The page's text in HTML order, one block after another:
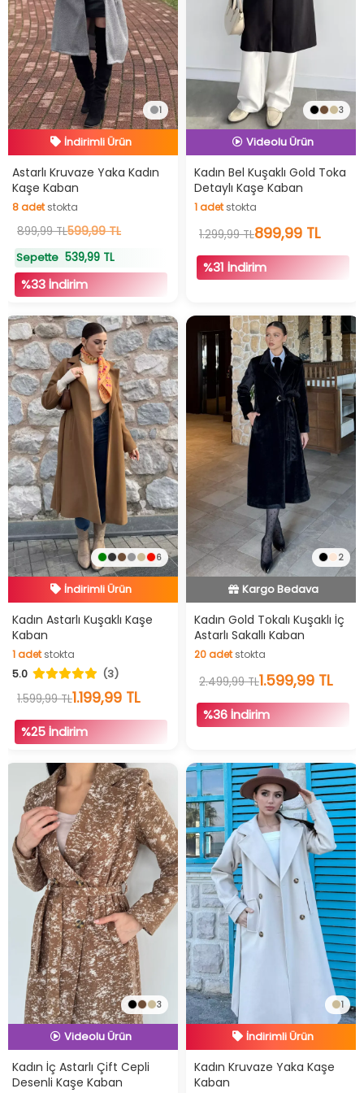
1
İndirimli Ürün
Hızlı Teslimat
İndirimli Ürün
Astarlı Kruvaze Yaka Kadın
Kaşe Kaban
8adetstokta
8adetstokta
899,99 TL599,99 TL
Sepette 539,99 TL
%33 İndirim
3
İndirimli Ürün
Hızlı Teslimat
Videolu Ürün
Kadın Bel Kuşaklı Gold Toka
Detaylı Kaşe Kaban
1adetstokta
adet stokta
1.299,99 TL899,99 TL
%31 İndirim
6
İndirimli Ürün
Hızlı Teslimat
İndirimli Ürün
Kadın Astarlı Kuşaklı Kaşe
Kaban
1adetstokta
1adetstokta
5.0
(3)
1.599,99 TL1.199,99 TL
%25 İndirim
2
İndirimli Ürün
Hızlı Teslimat
Kargo Bedava
Kadın Gold Tokalı Kuşaklı İç
Astarlı Sakallı Kaban
20adetstokta
20 adet stokta
2.499,99 TL1.599,99 TL
%36 İndirim
3
İndirimli Ürün
Hızlı Teslimat
Videolu Ürün
Kadın İç Astarlı Çift Cepli
Desenli Kaşe Kaban
1
Hızlı Teslimat
İndirimli Ürün
Kadın Kruvaze Yaka Kaşe
Kaban